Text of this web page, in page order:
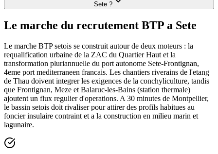
Sete ?
Le marche du recrutement BTP a Sete
Le marche BTP setois se construit autour de deux moteurs : la
requalification urbaine de la ZAC du Quartier Haut et la
transformation pluriannuelle du port autonome Sete-Frontignan,
4eme port mediterraneen francais. Les chantiers riverains de l'etang
de Thau doivent integrer les exigences de la conchyliculture, tandis
que Frontignan, Meze et Balaruc-les-Bains (station thermale)
ajoutent un flux regulier d'operations. A 30 minutes de Montpellier,
le bassin setois doit rivaliser pour attirer des profils habitues au
foncier insulaire contraint et a la construction en milieu marin et
lagunaire.